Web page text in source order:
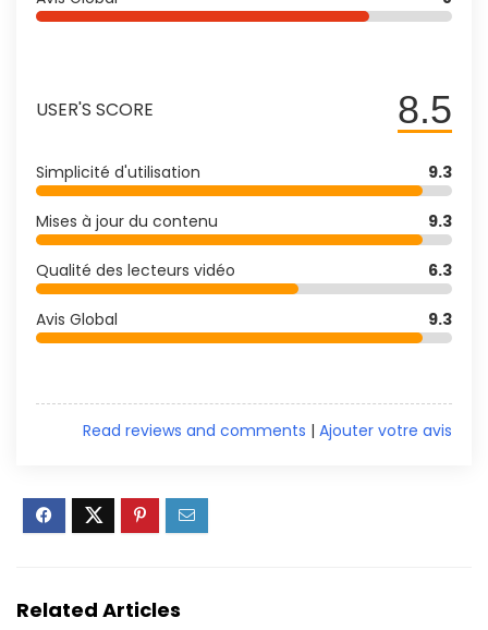
8.5
USER'S SCORE
Simplicité d'utilisation 9.3
Mises à jour du contenu 9.3
Qualité des lecteurs vidéo 6.3
Avis Global 9.3
Ajouter votre avis
|
Read reviews and comments
Related Articles